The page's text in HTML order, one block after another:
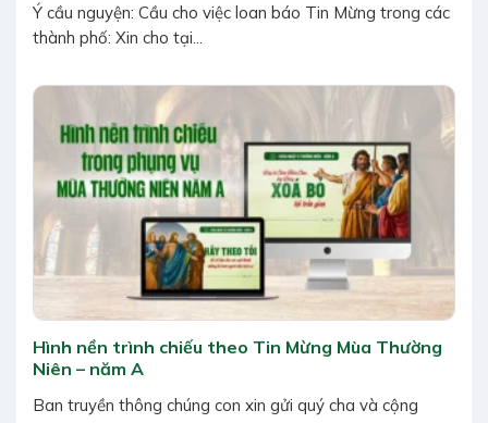
Ý cầu nguyện: Cầu cho việc loan báo Tin Mừng trong các
thành phố: Xin cho tại...
Hình nền trình chiếu theo Tin Mừng Mùa Thường
Niên – năm A
Ban truyền thông chúng con xin gửi quý cha và cộng